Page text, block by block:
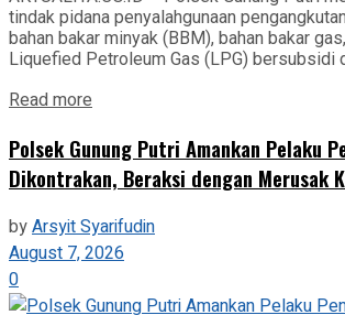
tindak pidana penyalahgunaan
bahan bakar minyak (BBM), bahan bakar
Liquefied Petroleum Gas (LPG) bersubsidi
Read more
Polsek Gunung Putri Amankan Pelaku
Dikontrakan, Beraksi dengan Merusak
byArsyit Syarifudin
August 7, 2026
0